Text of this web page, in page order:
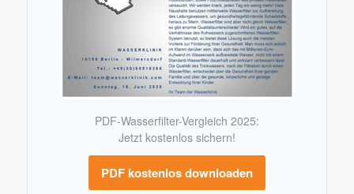
PDF-Wasserfilter-Vergleich 2025:
Jetzt kostenlos sichern!
PDF kostenlos downloaden